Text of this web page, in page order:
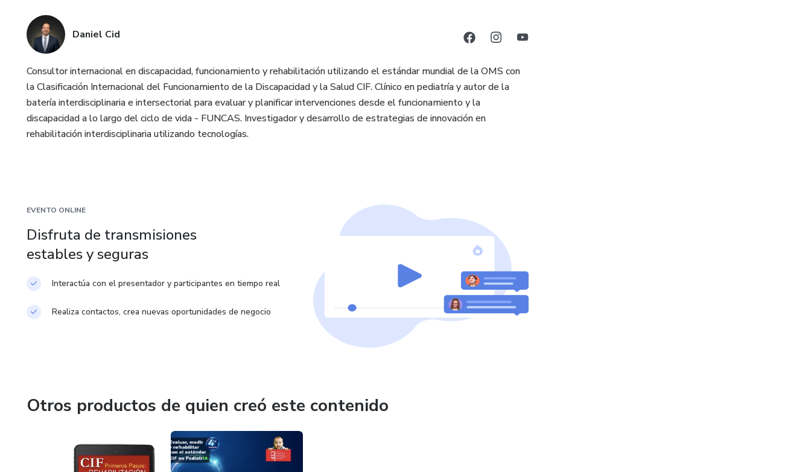
Daniel Cid
Consultor internacional en discapacidad, funcionamiento y rehabilitación utilizando el estándar mundial de la OMS con
la Clasificación Internacional del Funcionamiento de la Discapacidad y la Salud CIF. Clínico en pediatría y autor de la
batería interdisciplinaria e intersectorial para evaluar y planificar intervenciones desde el funcionamiento y la
discapacidad a lo largo del ciclo de vida - FUNCAS. Investigador y desarrollo de estrategias de innovación en
rehabilitación interdisciplinaria utilizando tecnologías.
EVENTO ONLINE
Disfruta de transmisiones
estables y seguras
Interactúa con el presentador y participantes en tiempo real
Realiza contactos, crea nuevas oportunidades de negocio
Otros productos de quien creó este contenido